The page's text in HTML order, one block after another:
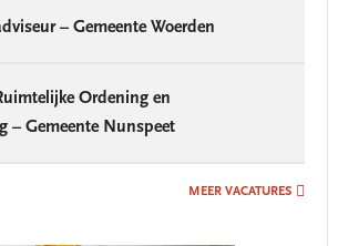
– Gemeente Woerden
Ordening en
– Gemeente Nunspeet
MEER VACATURES